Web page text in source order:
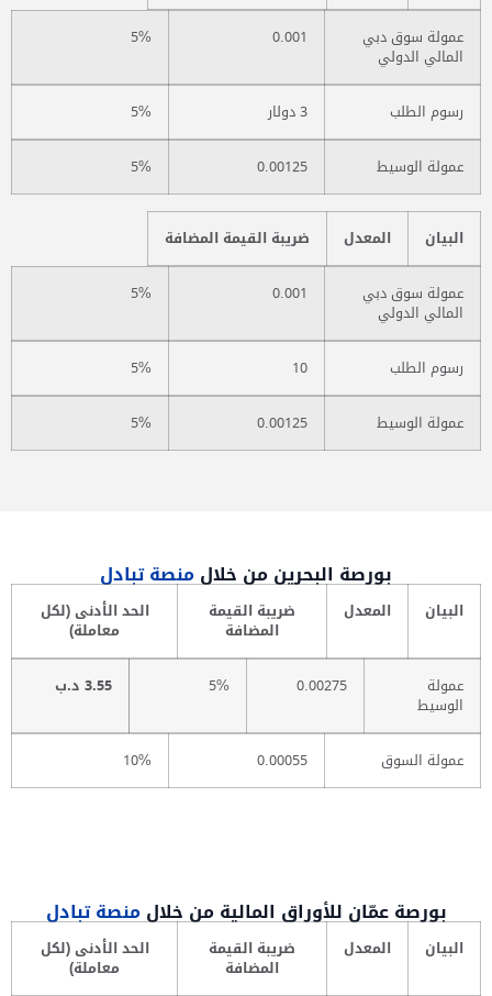
عمولة سوق دبي
المالي الدولي
0.001
5%
رسوم الطلب 3 دولار 5%
عمولة الوسيط 0.00125
5%
البيان المعدل ضريبة القيمة المضافة
عمولة سوق دبي
المالي الدولي
0.001
5%
رسوم الطلب 10
5%
عمولة الوسيط 0.00125
5%
بورصة البحرين من خلالمنصة تبادل
البيان المعدل ضريبة القيمة
المضافة
الحد الأدنى (لكل
معاملة)
عمولة
الوسيط
0.00275
5% 3.55 د.ب
عمولة السوق 0.00055
10%
بورصة عمّان للأوراق المالية من خلالمنصة تبادل
البيان المعدل ضريبة القيمة
المضافة
الحد الأدنى (لكل
معاملة)